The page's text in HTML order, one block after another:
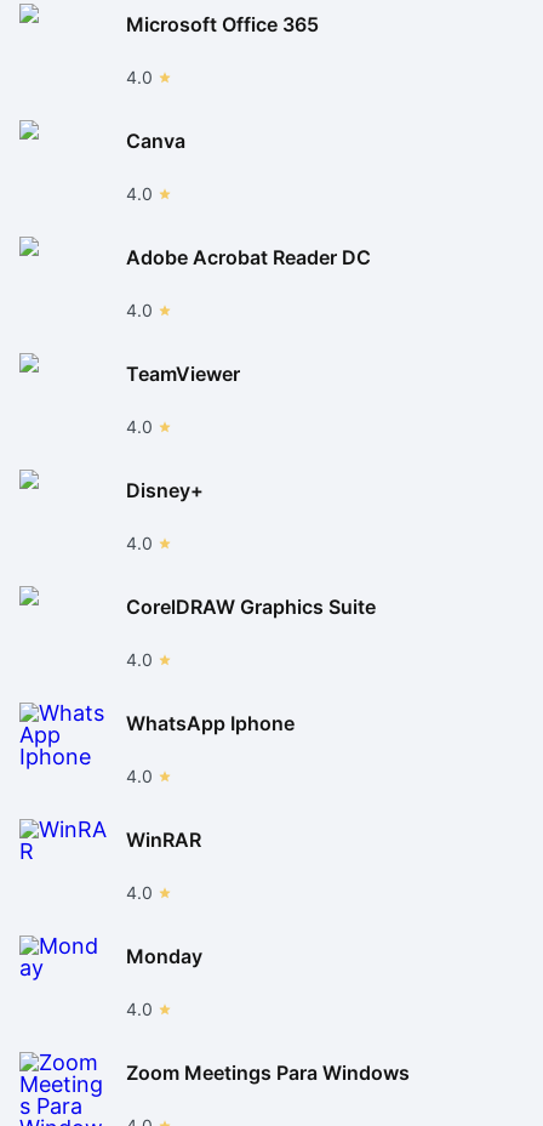
Microsoft Office 365
4.0
Canva
4.0
Adobe Acrobat Reader DC
4.0
TeamViewer
4.0
Disney+
4.0
CorelDRAW Graphics Suite
4.0
WhatsApp Iphone
4.0
WinRAR
4.0
Monday
4.0
Zoom Meetings Para Windows